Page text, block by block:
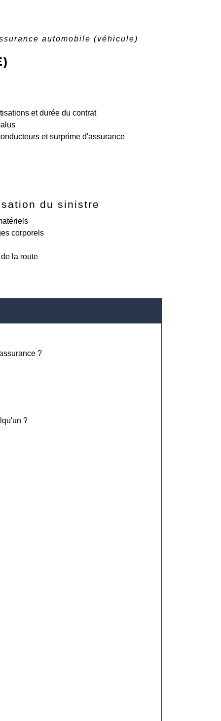
automobile (véhicule)
et durée du contrat
et surprime d'assurance
du sinistre
corporels
la route
?
?